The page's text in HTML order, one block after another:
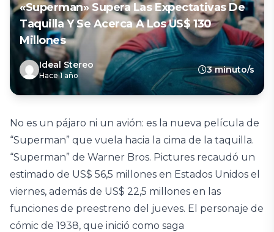
«Superman» Supera Las Expectativas De
Taquilla Y Se Acerca A Los US$ 130
Millones
Ideal Stereo
Hace 1 año
3 minuto/s
No es un pájaro ni un avión: es la nueva película de
“Superman” que vuela hacia la cima de la taquilla.
“Superman” de Warner Bros. Pictures recaudó un
estimado de US$ 56,5 millones en Estados Unidos el
viernes, además de US$ 22,5 millones en las
funciones de preestreno del jueves. El personaje de
cómic de 1938, que inició como saga